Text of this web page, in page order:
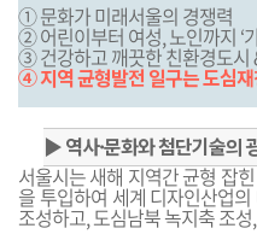
① 문화가 미래서울의 경쟁력
② 어린이부터 여성, 노인까지 ‘
③ 건강하고 깨끗한 친환경도시
④ 지역 균형발전 일구는 도심
▶역사·문화와 첨단기술의
서울시는 새해 지역간 균형 잡
을 투입하여 세계 디자인산업
조성하고, 도심남북 녹지축 조